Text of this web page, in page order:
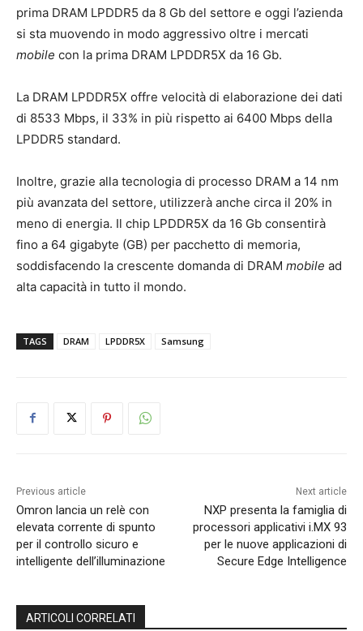
prima DRAM LPDDR5 da 8 Gb del settore e oggi l’azienda
si sta muovendo in modo aggressivo oltre i mercati
mobile con la prima DRAM LPDDR5X da 16 Gb.
La DRAM LPDDR5X offre velocità di elaborazione dei dati
di 8533 Mbps, il 33% in più rispetto ai 6400 Mbps della
LPDDR5 standard.
Inoltre, grazie alla tecnologia di processo DRAM a 14 nm
più avanzata del settore, utilizzerà anche circa il 20% in
meno di energia. Il chip LPDDR5X da 16 Gb consentirà
fino a 64 gigabyte (GB) per pacchetto di memoria,
soddisfacendo la crescente domanda di DRAM mobile ad
alta capacità in tutto il mondo.
TAGS DRAM LPDDR5X Samsung
Previous article
Omron lancia un relè con
elevata corrente di spunto
per il controllo sicuro e
intelligente dell’illuminazione
Next article
NXP presenta la famiglia di
processori applicativi i.MX 93
per le nuove applicazioni di
Secure Edge Intelligence
ARTICOLI CORRELATI